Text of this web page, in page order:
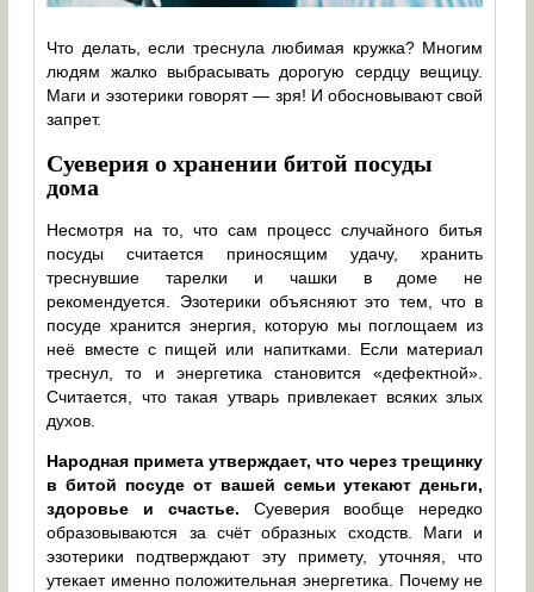
Что делать, если треснула любимая кружка? Многим
людям жалко выбрасывать дорогую сердцу вещицу.
Маги и эзотерики говорят — зря! И обосновывают свой
запрет.
Суеверия о хранении битой посуды
дома
Несмотря на то, что сам процесс случайного битья
посуды считается приносящим удачу, хранить
треснувшие тарелки и чашки в доме не
рекомендуется. Эзотерики объясняют это тем, что в
посуде хранится энергия, которую мы поглощаем из
неё вместе с пищей или напитками. Если материал
треснул, то и энергетика становится «дефектной».
Считается, что такая утварь привлекает всяких злых
духов.
Народная примета утверждает, что через трещинку
в битой посуде от вашей семьи утекают деньги,
здоровье и счастье. Суеверия вообще нередко
образовываются за счёт образных сходств. Маги и
эзотерики подтверждают эту примету, уточняя, что
утекает именно положительная энергетика. Почему не